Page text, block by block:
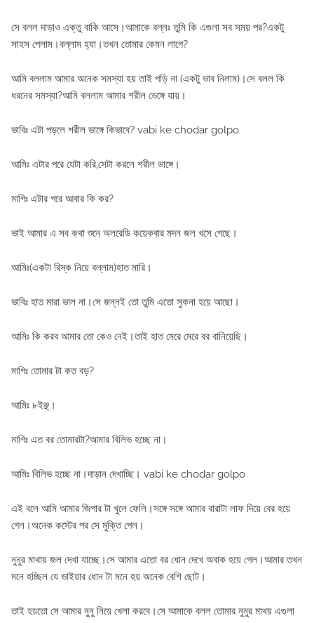
সে বলল দাড়াও এক্তু বাকি আসে।আমাকে বল্লঃ তুমি কি এগুলা সব সময় পর?একটু
সাহস পেলাম।বল্লাম হ্যা।তখন তোমার কেমন লাগে?
আমি বললাম আমার অনেক সমস্যা হয় তাই পড়ি না (একটু ভাব নিলাম)।সে বলল কি
ধরনের সমস্যা?আমি বললাম আমার শরীল ভেঙ্গে যায়।
ভাবিঃ এটা পড়লে শরীল ভাঙ্গে কিভাবে? vabi ke chodar golpo
আমিঃ এটার পরে যেটা করি,সেটা করলে শরীল ভাঙ্গে।
মাগিঃ এটার পরে আবার কি কর?
ভাই আমার এ সব কথা শুনে অলরেডি কয়েকবার মদন জল খসে গেছে।
আমিঃ(একটা রিস্ক নিয়ে বল্লাম)হাত মারি।
ভাবিঃ হাত মারা ভাল না।সে জন্নই তো তুমি এতো সুকনা হয়ে আছো।
আমিঃ কি করব আমার তো কেও নেই।তাই হাত মেরে মেরে বর বানিয়েছি।
মাগিঃ তোমার টা কত বড়?
আমিঃ ৮ইঞ্ছ।
মাগিঃ এত বর তোমারটা?আমার বিলিভ হচ্ছে না।
আমিঃ বিলিভ হচ্ছে না।দাড়ান দেখাচ্ছি। vabi ke chodar golpo
এই বলে আমি আমার জিপার টা খুলে ফেলি।সঙ্গে সঙ্গে আমার বারাটা লাফ দিয়ে বের হয়ে
গেল।অনেক কস্টের পর সে মুক্তি পেল।
নুনুর মাথায় জল দেখা যাচ্ছে।সে আমার এতো বর ধোন দেখে অবাক হয়ে গেল।আমার তখন
মনে হচ্ছিল যে ভাইয়ার ধোন টা মনে হয় অনেক বেশি ছোট।
তাই হয়তো সে আমার নুনু নিয়ে খেলা করবে।সে আমাকে বলল তোমার নুনুর মাথয় এগুলা